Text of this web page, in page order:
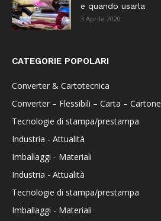
e quando usarla
3 Aprile 2020
CATEGORIE POPOLARI
Converter & Cartotecnica
Converter – Flessibili – Carta – Cartone
Tecnologie di stampa/prestampa
Industria - Attualità
Imballaggi - Materiali
Industria - Attualità
Tecnologie di stampa/prestampa
Imballaggi - Materiali